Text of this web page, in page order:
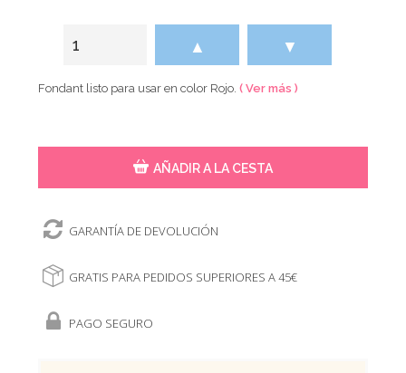
▲ ▼
Fondant listo para usar en color Rojo.( Ver más )
AÑADIR A LA CESTA
GARANTÍA DE DEVOLUCIÓN
GRATIS PARA PEDIDOS SUPERIORES A 45€
PAGO SEGURO